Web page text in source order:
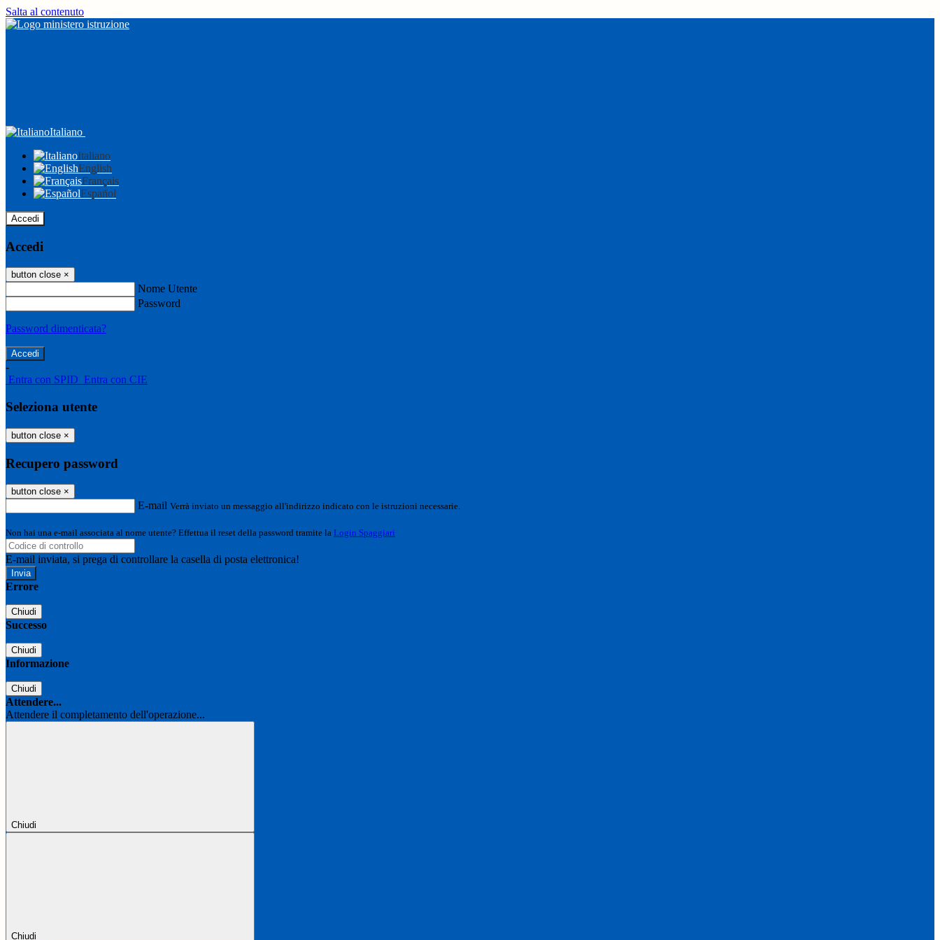
Salta al contenuto
Italiano
Italiano
English
Français
Español
Accedi
Accedi
button close ×
Nome Utente
Password
Password dimenticata?
-
Entra con SPID Entra con CIE
Seleziona utente
button close ×
Recupero password
button close ×
E-mail Verrà inviato un messaggio all'indirizzo indicato con le istruzioni necessarie.
Non hai una e-mail associata al nome utente? Effettua il reset della password tramite la Login Spaggiari
E-mail inviata, si prega di controllare la casella di posta elettronica!
Errore
Chiudi
Successo
Chiudi
Informazione
Chiudi
Attendere...
Attendere il completamento dell'operazione...
Chiudi
Chiudi